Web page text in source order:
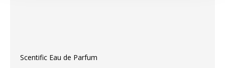
Scentific Eau de Parfum